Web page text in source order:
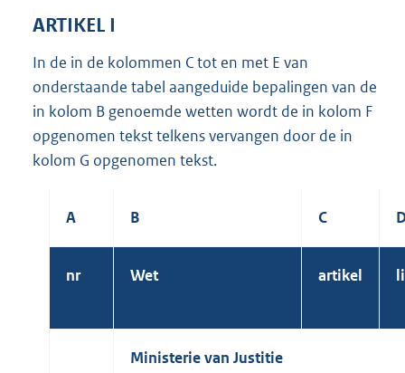
ARTIKEL I
In de in de kolommen C tot en met E van
onderstaande tabel aangeduide bepalingen van de
in kolom B genoemde wetten wordt de in kolom F
opgenomen tekst telkens vervangen door de in
kolom G opgenomen tekst.
A B C
nr Wet artikel
Ministerie van Justitie